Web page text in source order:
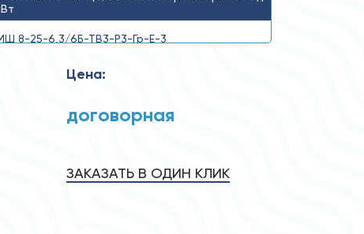
8-25-6,3/6Б-ТВ3-Р3-Гр-Е-3
Цена:
договорная
ЗАКАЗАТЬ В ОДИН КЛИК